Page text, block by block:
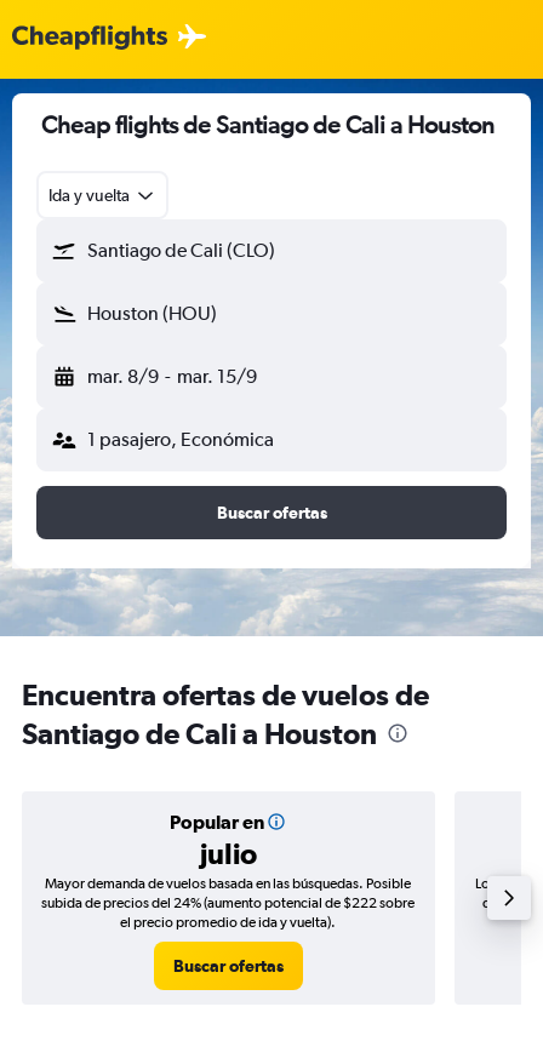
Cheap flights de Santiago de Cali a Houston
Ida y vuelta
Santiago de Cali (CLO)
Houston (HOU)
mar. 8/9 - mar. 15/9
1 pasajero, Económica
Buscar ofertas
Encuentra ofertas de vuelos de
Santiago de Cali a Houston
Popular en
julio
Mayor demanda de vuelos basada en las búsquedas. Posible
subida de precios del 24% (aumento potencial de $222 sobre
el precio promedio de ida y vuelta).
Buscar ofertas
Los
de